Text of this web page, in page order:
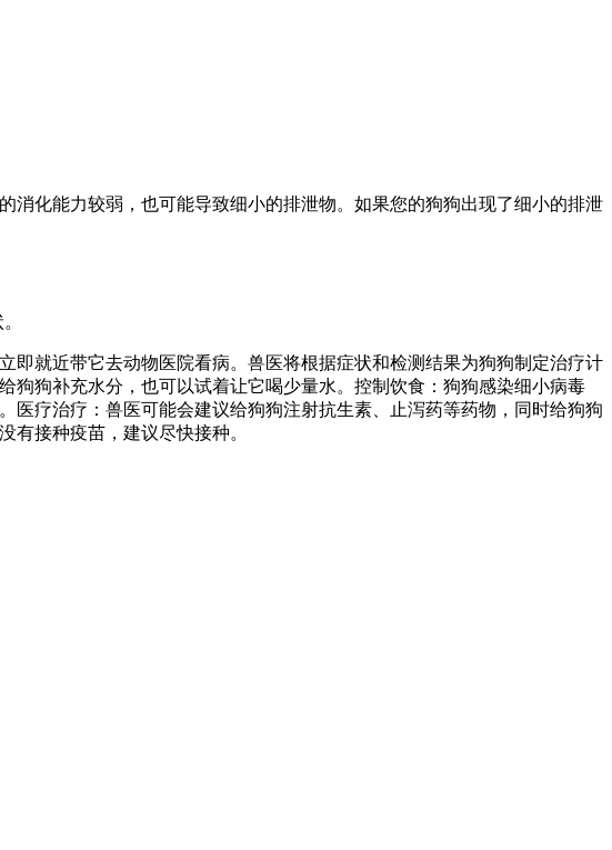
化能力较弱，也可能导致细小的排泄物。如果您的狗狗出现了细小的排泄
就近带它去动物医院看病。兽医将根据症状和检测结果为狗狗制定治疗计
狗补充水分，也可以试着让它喝少量水。控制饮食：狗狗感染细小病毒
疗治疗：兽医可能会建议给狗狗注射抗生素、止泻药等药物，同时给狗狗
有接种疫苗，建议尽快接种。